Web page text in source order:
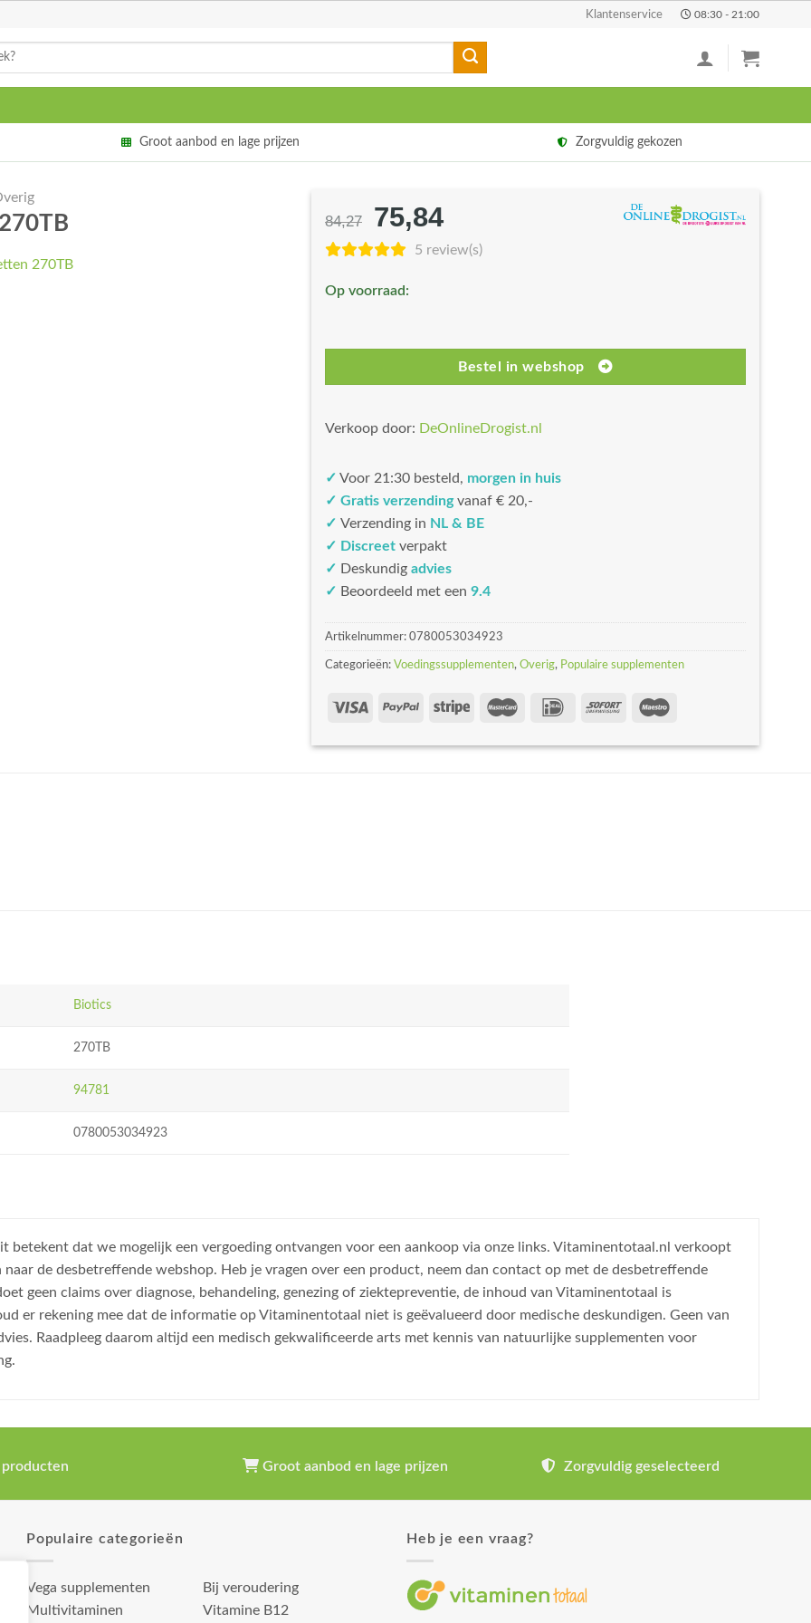
Klantenservice 08:30 - 21:00
Groot aanbod en lage prijzen Zorgvuldig gekozen
84,27
Oorspronkelijke
prijs
€84,27.
75,84Huidige
prijs
5 review(s)
Op voorraad:
Bestel in webshop
Verkoop door: DeOnlineDrogist.nl
✓ Voor 21:30 besteld, morgen in huis
✓ Gratis verzendingvanaf € 20,-
✓ Verzending in NL & BE
✓ Discreet verpakt
✓ Deskundig advies
✓ Beoordeeld met een 9.4
Artikelnummer: 0780053034923
Categorieën: Voedingssupplementen, Overig, Populaire supplementen
Biotics
270TB
94781
0780053034923
dat we mogelijk een vergoeding ontvangen voor een aankoop via onze links. Vitaminentotaal.nl verkoopt
de desbetreffende webshop. Heb je vragen over een product, neem dan contact op met de desbetreffende
geen claims over diagnose, behandeling, genezing of ziektepreventie, de inhoud van Vitaminentotaal is
er rekening mee dat de informatie op Vitaminentotaal niet is geëvalueerd door medische deskundigen. Geen van
Raadpleeg daarom altijd een medisch gekwalificeerde arts met kennis van natuurlijke supplementen voor
producten Groot aanbod en lage prijzen Zorgvuldig geselecteerd
Populaire categorieën
Vega supplementen
Multivitaminen
Bij veroudering
Vitamine B12
Heb je een vraag?